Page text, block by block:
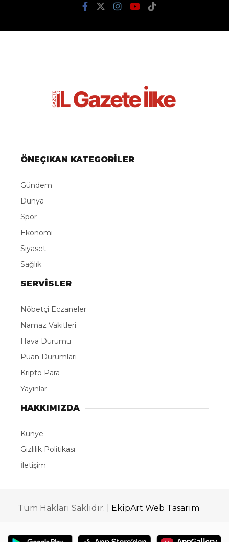
ÖNEÇIKAN KATEGORİLER
Gündem
Dünya
Spor
Ekonomi
Siyaset
Sağlık
SERVİSLER
Nöbetçi Eczaneler
Namaz Vakitleri
Hava Durumu
Puan Durumları
Kripto Para
Yayınlar
HAKKIMIZDA
Künye
Gizlilik Politikası
İletişim
Tüm Hakları Saklıdır. | EkipArt Web Tasarım